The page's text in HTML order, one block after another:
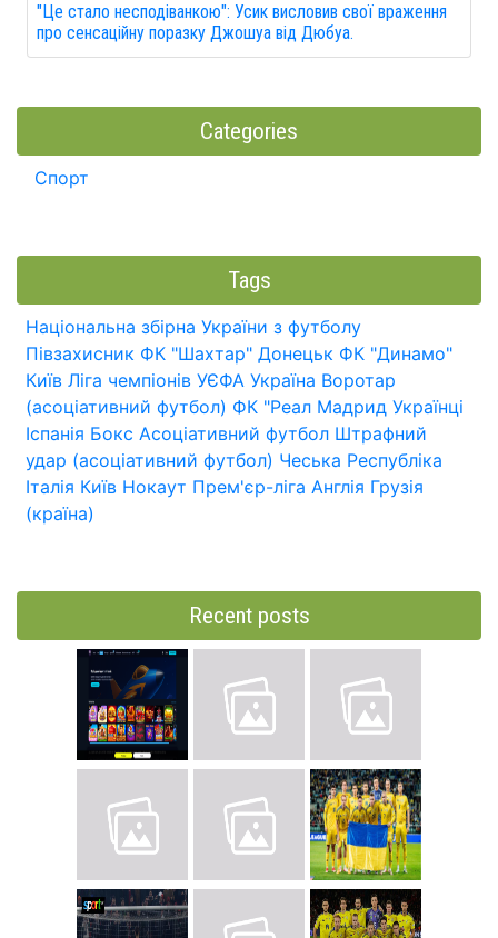
"Це стало несподіванкою": Усик висловив свої враження
про сенсаційну поразку Джошуа від Дюбуа.
Categories
Спорт
Tags
Національна збірна України з футболу
Півзахисник ФК "Шахтар" Донецьк ФК "Динамо"
Київ Ліга чемпіонів УЄФА Україна Воротар
(асоціативний футбол) ФК "Реал Мадрид Українці
Іспанія Бокс Асоціативний футбол Штрафний
удар (асоціативний футбол) Чеська Республіка
Італія Київ Нокаут Прем'єр-ліга Англія Грузія
(країна)
Recent posts